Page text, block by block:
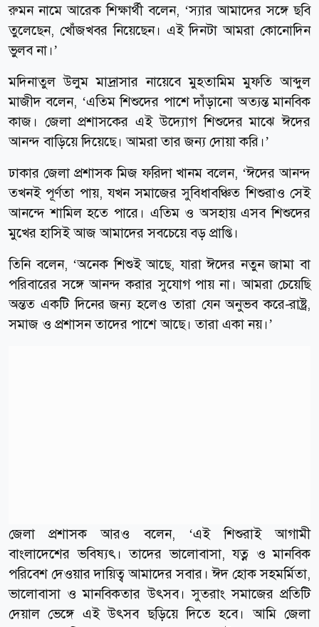
রুমন নামে আরেক শিক্ষার্থী বলেন, ‘স্যার আমাদের সঙ্গে ছবি
তুলেছেন, খোঁজখবর নিয়েছেন। এই দিনটা আমরা কোনোদিন
ভুলব না।’
মদিনাতুল উলুম মাদ্রাসার নায়েবে মুহতামিম মুফতি আব্দুল
মাজীদ বলেন, ‘এতিম শিশুদের পাশে দাঁড়ানো অত্যন্ত মানবিক
কাজ। জেলা প্রশাসকের এই উদ্যোগ শিশুদের মাঝে ঈদের
আনন্দ বাড়িয়ে দিয়েছে। আমরা তার জন্য দোয়া করি।’
ঢাকার জেলা প্রশাসক মিজ ফরিদা খানম বলেন, ‘ঈদের আনন্দ
তখনই পূর্ণতা পায়, যখন সমাজের সুবিধাবঞ্চিত শিশুরাও সেই
আনন্দে শামিল হতে পারে। এতিম ও অসহায় এসব শিশুদের
মুখের হাসিই আজ আমাদের সবচেয়ে বড় প্রাপ্তি।
তিনি বলেন, ‘অনেক শিশুই আছে, যারা ঈদের নতুন জামা বা
পরিবারের সঙ্গে আনন্দ করার সুযোগ পায় না। আমরা চেয়েছি
অন্তত একটি দিনের জন্য হলেও তারা যেন অনুভব করে-রাষ্ট্র,
সমাজ ও প্রশাসন তাদের পাশে আছে। তারা একা নয়।’
জেলা প্রশাসক আরও বলেন, ‘এই শিশুরাই আগামী
বাংলাদেশের ভবিষ্যৎ। তাদের ভালোবাসা, যত্ন ও মানবিক
পরিবেশ দেওয়ার দায়িত্ব আমাদের সবার। ঈদ হোক সহমর্মিতা,
ভালোবাসা ও মানবিকতার উৎসব। সুতরাং সমাজের প্রতিটি
দেয়াল ভেঙ্গে এই উৎসব ছড়িয়ে দিতে হবে। আমি জেলা